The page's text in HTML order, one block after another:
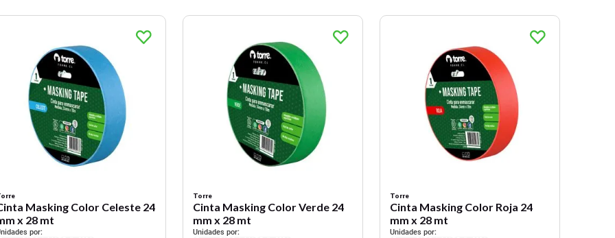
Masking Color Celeste 24
x 28 mt
por:
Torre
Cinta Masking Color Verde 24
mm x 28 mt
Unidades por:
Torre
Cinta Masking Color Roja 24
mm x 28 mt
Unidades por: